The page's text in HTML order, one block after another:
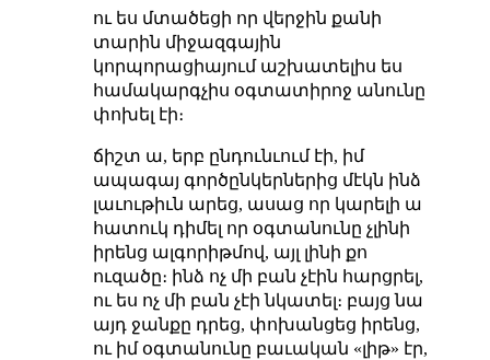
ու ես մտածեցի որ վերջին քանի
տարին միջազգային
կորպորացիայում աշխատելիս ես
համակարգչիս օգտատիրոջ անունը
փոխել էի։
ճիշտ ա, երբ ընդունւում էի, իմ
ապագայ գործընկերներից մէկն ինձ
լաւութիւն արեց, ասաց որ կարելի ա
հատուկ դիմել որ օգտանունը չլինի
իրենց ալգորիթմով, այլ լինի քո
ուզածը։ ինձ ոչ մի բան չէին հարցրել,
ու ես ոչ մի բան չէի նկատել։ բայց նա
այդ ջանքը դրեց, փոխանցեց իրենց,
ու իմ օգտանունը բաւական «լիթ» էր,